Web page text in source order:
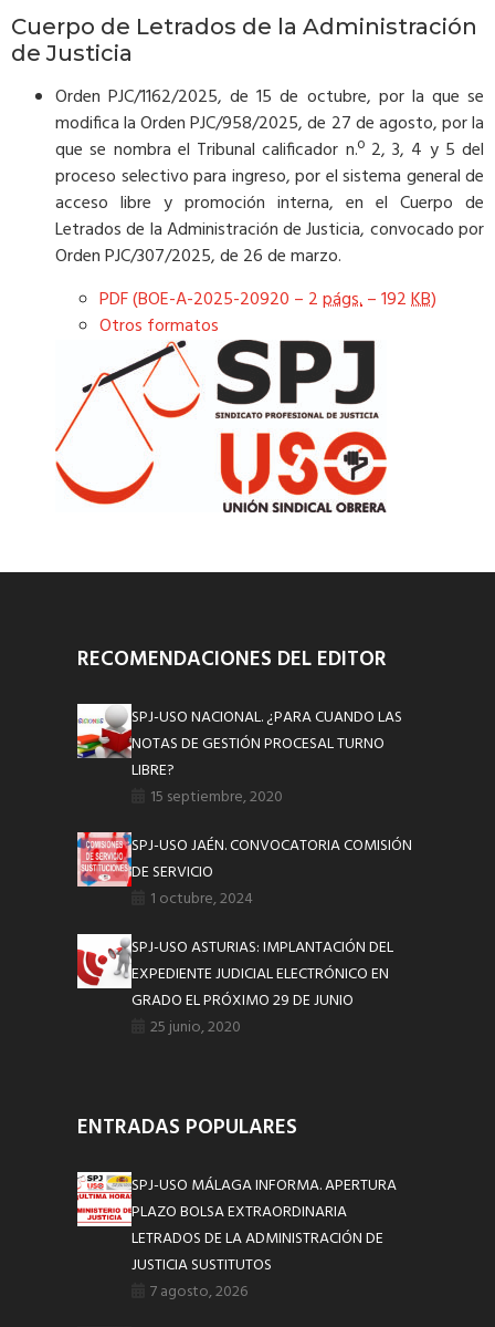
Cuerpo de Letrados de la Administración
de Justicia
Orden PJC/1162/2025, de 15 de octubre, por la que se
modifica la Orden PJC/958/2025, de 27 de agosto, por la
que se nombra el Tribunal calificador n.º 2, 3, 4 y 5 del
proceso selectivo para ingreso, por el sistema general de
acceso libre y promoción interna, en el Cuerpo de
Letrados de la Administración de Justicia, convocado por
Orden PJC/307/2025, de 26 de marzo.
PDF (BOE-A-2025-20920 – 2págs.– 192KB)
Otros formatos
RECOMENDACIONES DEL EDITOR
SPJ-USO NACIONAL. ¿PARA CUANDO LAS
NOTAS DE GESTIÓN PROCESAL TURNO
LIBRE?
15 septiembre, 2020
SPJ-USO JAÉN. CONVOCATORIA COMISIÓN
DE SERVICIO
1 octubre, 2024
SPJ-USO ASTURIAS: IMPLANTACIÓN DEL
EXPEDIENTE JUDICIAL ELECTRÓNICO EN
GRADO EL PRÓXIMO 29 DE JUNIO
25 junio, 2020
ENTRADAS POPULARES
SPJ-USO MÁLAGA INFORMA. APERTURA
PLAZO BOLSA EXTRAORDINARIA
LETRADOS DE LA ADMINISTRACIÓN DE
JUSTICIA SUSTITUTOS
7 agosto, 2026